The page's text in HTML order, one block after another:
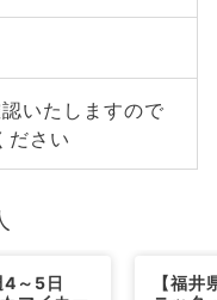
いたしますので
ださい
4～5日
【福